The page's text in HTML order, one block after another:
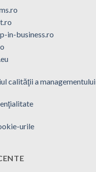
in-business.ro
calităţii a managementului
urile